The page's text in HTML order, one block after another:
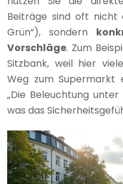
Beiträge sind oft nicht
Grün“), sondern
Vorschläge. Zum
Sitzbank, weil hier
Weg zum Supermarkt
„Die Beleuchtung
was das